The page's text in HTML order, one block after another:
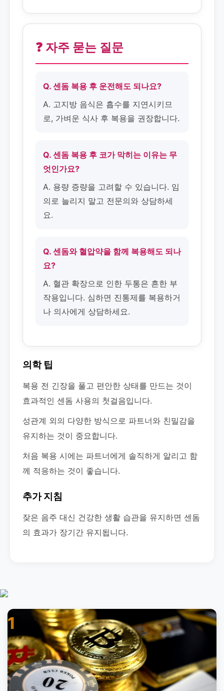
❓ 자주 묻는 질문
Q. 센돔 복용 후 운전해도 되나요?
A. 고지방 음식은 흡수를 지연시키므
로, 가벼운 식사 후 복용을 권장합니다.
Q. 센돔 복용 후 코가 막히는 이유는 무
엇인가요?
A. 용량 증량을 고려할 수 있습니다. 임
의로 늘리지 말고 전문의와 상담하세
요.
Q. 센돔와 혈압약을 함께 복용해도 되나
요?
A. 혈관 확장으로 인한 두통은 흔한 부
작용입니다. 심하면 진통제를 복용하거
나 의사에게 상담하세요.
의학 팁
복용 전 긴장을 풀고 편안한 상태를 만드는 것이
효과적인 센돔 사용의 첫걸음입니다.
성관계 외의 다양한 방식으로 파트너와 친밀감을
유지하는 것이 중요합니다.
처음 복용 시에는 파트너에게 솔직하게 알리고 함
께 적응하는 것이 좋습니다.
추가 지침
잦은 음주 대신 건강한 생활 습관을 유지하면 센돔
의 효과가 장기간 유지됩니다.
1